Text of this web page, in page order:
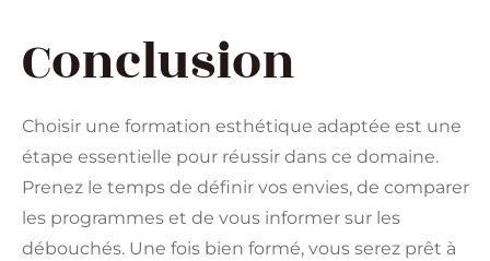
Conclusion
Choisir une formation esthétique adaptée est une
étape essentielle pour réussir dans ce domaine.
Prenez le temps de définir vos envies, de comparer
les programmes et de vous informer sur les
débouchés. Une fois bien formé, vous serez prêt à